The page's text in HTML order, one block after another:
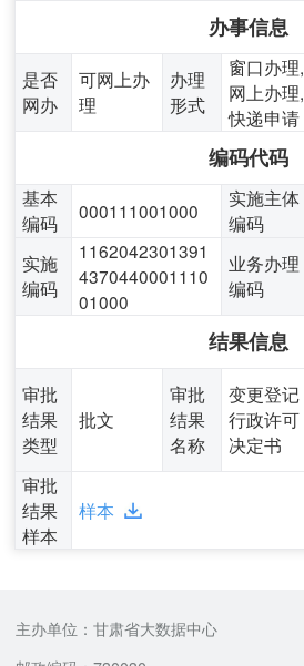
办事信息
是否
网办
可网上办
理
办理
形式
窗口办理,
网上办理,
快递申请
编码代码
基本
编码
000111001000
实施主体
编码
实施
编码
1162042301391
4370440001110
01000
业务办理
编码
结果信息
审批
结果
类型
批文
审批
结果
名称
变更登记
行政许可
决定书
审批
结果
样本
样本
主办单位：甘肃省大数据中心